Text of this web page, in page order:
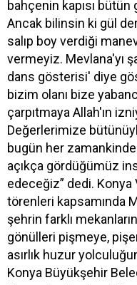
bahçenin kapısı bütün
Ancak bilinsin ki gül
salıp boy verdiği
vermeyiz. Mevlana'yı
dans gösterisi' diye
bizim olanı bize
çarpıtmaya Allah'ın
Değerlerimize
bugün her
açıkça gördüğümüz
edeceğiz” dedi. Konya
törenleri kapsamında
şehrin farklı
gönülleri pişmeye,
asırlık huzur
Konya Büyükşehir